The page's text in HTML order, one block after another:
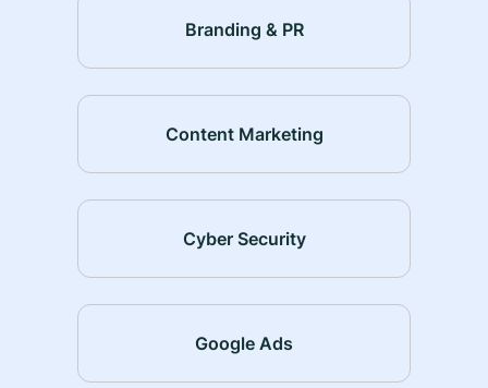
Branding & PR
Content Marketing
Cyber Security
Google Ads